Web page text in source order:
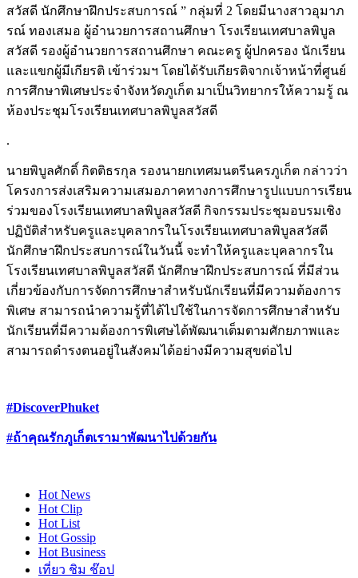
สวัสดี นักศึกษาฝึกประสบการณ์ ” กลุ่มที่ 2 โดยมีนางสาวอุมาภ
รณ์ ทองเสมอ ผู้อำนวยการสถานศึกษา โรงเรียนเทศบาลพิบูล
สวัสดี รองผู้อำนวยการสถานศึกษา คณะครู ผู้ปกครอง นักเรียน
และแขกผู้มีเกียรติ เข้าร่วมฯ โดยได้รับเกียรติจากเจ้าหน้าที่ศูนย์
การศึกษาพิเศษประจำจังหวัดภูเก็ต มาเป็นวิทยากรให้ความรู้ ณ
ห้องประชุมโรงเรียนเทศบาลพิบูลสวัสดี
.
นายพิบูลศักดิ์ กิตติธรกุล รองนายกเทศมนตรีนครภูเก็ต กล่าวว่า
โครงการส่งเสริมความเสมอภาคทางการศึกษารูปแบบการเรียน
ร่วมของโรงเรียนเทศบาลพิบูลสวัสดี กิจกรรมประชุมอบรมเชิง
ปฏิบัติสำหรับครูและบุคลากรในโรงเรียนเทศบาลพิบูลสวัสดี
นักศึกษาฝึกประสบการณ์ในวันนี้ จะทำให้ครูและบุคลากรใน
โรงเรียนเทศบาลพิบูลสวัสดี นักศึกษาฝึกประสบการณ์ ที่มีส่วน
เกี่ยวข้องกับการจัดการศึกษาสำหรับนักเรียนที่มีความต้องการ
พิเศษ สามารถนำความรู้ที่ได้ไปใช้ในการจัดการศึกษาสำหรับ
นักเรียนที่มีความต้องการพิเศษได้พัฒนาเต็มตามศักยภาพและ
สามารถดำรงตนอยู่ในสังคมได้อย่างมีความสุขต่อไป
#DiscoverPhuket
#ถ้าคุณรักภูเก็ตเรามาพัฒนาไปด้วยกัน
Hot News
Hot Clip
Hot List
Hot Gossip
Hot Business
เที่ยว ชิม ช๊อป